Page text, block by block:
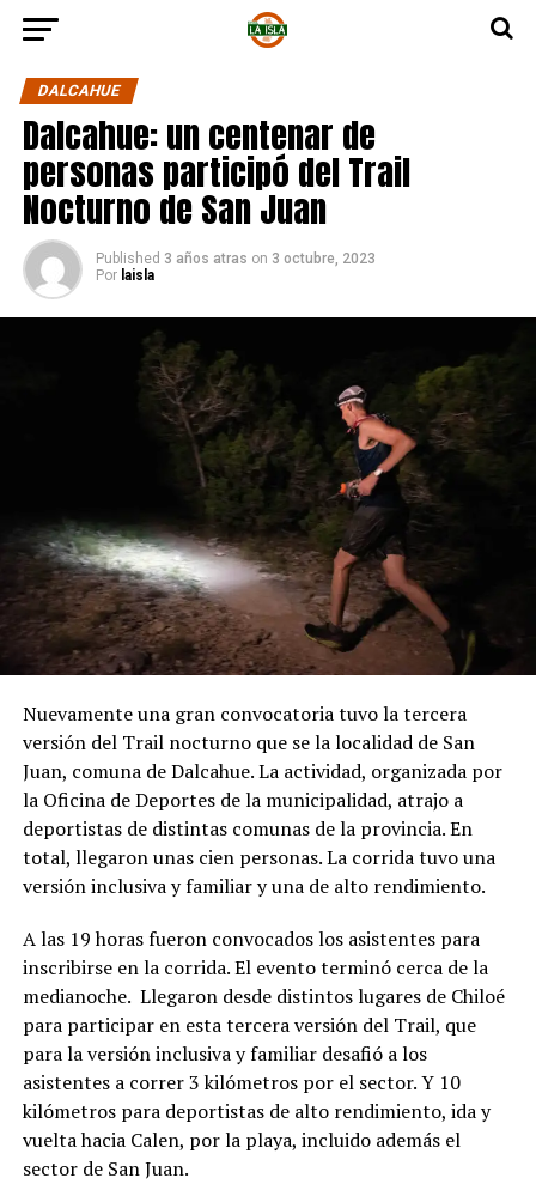
DALCAHUE
Dalcahue: un centenar de
personas participó del Trail
Nocturno de San Juan
Published 3 años atras on 3 octubre, 2023
Por laisla
Nuevamente una gran convocatoria tuvo la tercera
versión del Trail nocturno que se la localidad de San
Juan, comuna de Dalcahue. La actividad, organizada por
la Oficina de Deportes de la municipalidad, atrajo a
deportistas de distintas comunas de la provincia. En
total, llegaron unas cien personas. La corrida tuvo una
versión inclusiva y familiar y una de alto rendimiento.
A las 19 horas fueron convocados los asistentes para
inscribirse en la corrida. El evento terminó cerca de la
medianoche. Llegaron desde distintos lugares de Chiloé
para participar en esta tercera versión del Trail, que
para la versión inclusiva y familiar desafió a los
asistentes a correr 3 kilómetros por el sector. Y 10
kilómetros para deportistas de alto rendimiento, ida y
vuelta hacia Calen, por la playa, incluido además el
sector de San Juan.